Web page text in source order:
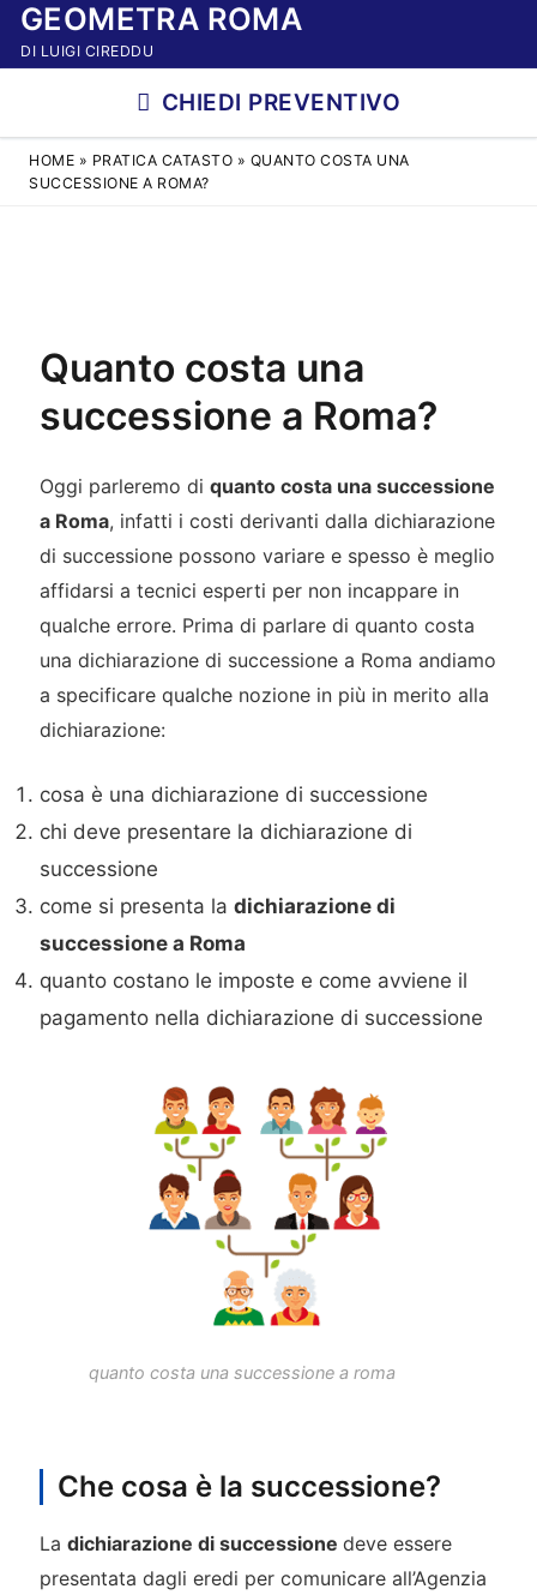
VaiGEOMETRA ROMA
DI LUIGI CIREDDU
CHIEDI PREVENTIVO
HOME » PRATICA CATASTO » QUANTO COSTA UNA
SUCCESSIONE A ROMA?
Quanto costa una
successione a Roma?
Oggi parleremo di quanto costa una successione
a Roma, infatti i costi derivanti dalla dichiarazione
di successione possono variare e spesso è meglio
affidarsi a tecnici esperti per non incappare in
qualche errore. Prima di parlare di quanto costa
una dichiarazione di successione a Roma andiamo
a specificare qualche nozione in più in merito alla
dichiarazione:
cosa è una dichiarazione di successione
chi deve presentare la dichiarazione di
successione
come si presenta la dichiarazione di
successione a Roma
quanto costano le imposte e come avviene il
pagamento nella dichiarazione di successione
quanto costa una successione a roma
Che cosa è la successione?
La dichiarazione di successione deve essere
presentata dagli eredi per comunicare all’Agenzia